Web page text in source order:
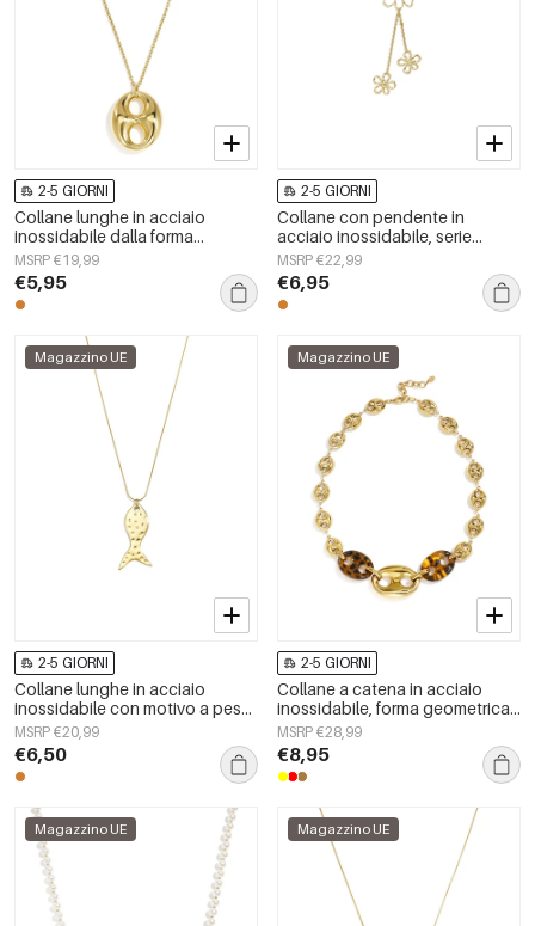
2-5 GIORNI
Collane lunghe in acciaio
inossidabile dalla forma
geometrica, semplici, della serie
Simple, perfette per tutti i giorni.
Gioielli da donna.
MSRP €19,99
€5,95
2-5 GIORNI
Collane con pendente in
acciaio inossidabile, serie
Flower Daily Simple, gioielli da
donna
MSRP €22,99
€6,95
Magazzino UE
2-5 GIORNI
Collane lunghe in acciaio
inossidabile con motivo a pesci,
serie casual e semplice per tutti
i giorni, gioielli da donna
MSRP €20,99
€6,50
Magazzino UE
2-5 GIORNI
Collane a catena in acciaio
inossidabile, forma geometrica,
semplici, serie &quot;Daily
Simple&quot;, gioielli da donna
MSRP €28,99
€8,95
Magazzino UE Magazzino UE